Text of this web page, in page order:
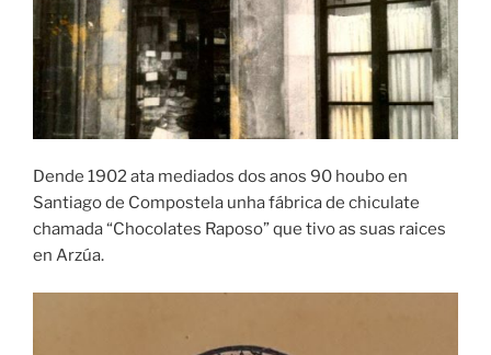
Dende 1902 ata mediados dos anos 90 houbo en
Santiago de Compostela unha fábrica de chiculate
chamada “Chocolates Raposo” que tivo as suas raices
en Arzúa.